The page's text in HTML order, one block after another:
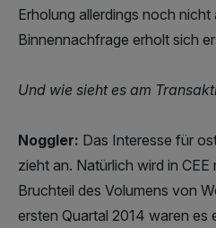
Erholung allerdings noch nicht
Binnennachfrage erholt sich
Und wie sieht es am
Noggler: Das Interesse für
zieht an. Natürlich wird in
Bruchteil des Volumens von
ersten Quartal 2014 waren es